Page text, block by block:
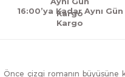
16:00’ya Kadar Aynı Gün
Kargo
Önce çizgi romanın büyüsüne